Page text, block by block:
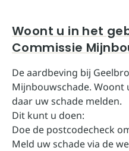
Woont u in het
Commissie
De aardbeving bij
Mijnbouwschade. Woont
daar uw schade melden.
Dit kunt u doen:
Doe de postcodecheck
Meld uw schade via de